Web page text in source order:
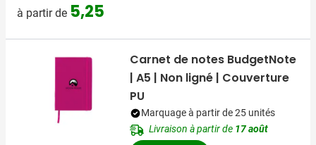
à partir de 5,25
Carnet de notes BudgetNote
| A5 | Non ligné | Couverture
PU
Marquage à partir de 25 unités
Livraison à partir de 17 août